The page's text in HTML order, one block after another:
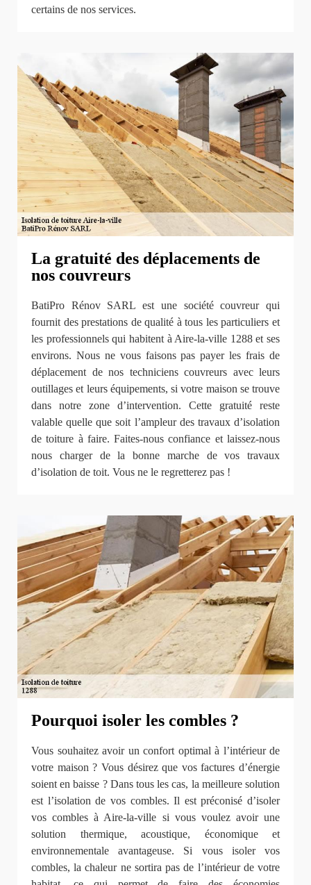
certains de nos services.
La gratuité des déplacements de
nos couvreurs
BatiPro Rénov SARL est une société couvreur qui
fournit des prestations de qualité à tous les particuliers et
les professionnels qui habitent à Aire-la-ville 1288 et ses
environs. Nous ne vous faisons pas payer les frais de
déplacement de nos techniciens couvreurs avec leurs
outillages et leurs équipements, si votre maison se trouve
dans notre zone d’intervention. Cette gratuité reste
valable quelle que soit l’ampleur des travaux d’isolation
de toiture à faire. Faites-nous confiance et laissez-nous
nous charger de la bonne marche de vos travaux
d’isolation de toit. Vous ne le regretterez pas !
Pourquoi isoler les combles ?
Vous souhaitez avoir un confort optimal à l’intérieur de
votre maison ? Vous désirez que vos factures d’énergie
soient en baisse ? Dans tous les cas, la meilleure solution
est l’isolation de vos combles. Il est préconisé d’isoler
vos combles à Aire-la-ville si vous voulez avoir une
solution thermique, acoustique, économique et
environnementale avantageuse. Si vous isoler vos
combles, la chaleur ne sortira pas de l’intérieur de votre